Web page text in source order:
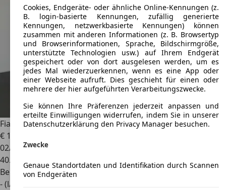
Fiat 500CDolcevita 1.0 Klima PDC AppleCarPlay
€ 13.990
02/2022
40.270 km
Benzin
- (l/100 km)
Cookies, Endgeräte- oder ähnliche Online-Kennungen (z.
B. login-basierte Kennungen, zufällig generierte
Kennungen, netzwerkbasierte Kennungen) können
zusammen mit anderen Informationen (z. B. Browsertyp
und Browserinformationen, Sprache, Bildschirmgröße,
unterstützte Technologien usw.) auf Ihrem Endgerät
gespeichert oder von dort ausgelesen werden, um es
jedes Mal wiederzuerkennen, wenn es eine App oder
einer Webseite aufruft. Dies geschieht für einen oder
mehrere der hier aufgeführten Verarbeitungszwecke.
Sie können Ihre Präferenzen jederzeit anpassen und
erteilte Einwilligungen widerrufen, indem Sie in unserer
Datenschutzerklärung den Privacy Manager besuchen.
Zwecke
Genaue Standortdaten und Identifikation durch Scannen
von Endgeräten